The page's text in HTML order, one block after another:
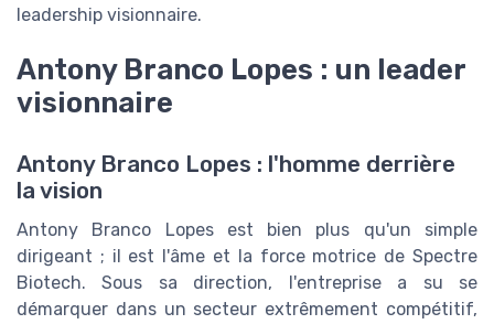
leadership visionnaire.
Antony Branco Lopes : un leader
visionnaire
Antony Branco Lopes : l'homme derrière
la vision
Antony Branco Lopes est bien plus qu'un simple
dirigeant ; il est l'âme et la force motrice de Spectre
Biotech. Sous sa direction, l'entreprise a su se
démarquer dans un secteur extrêmement compétitif,